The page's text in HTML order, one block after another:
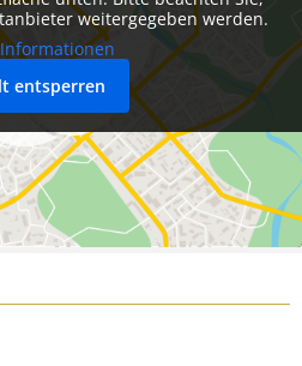
weitergegeben werden.
entsperren